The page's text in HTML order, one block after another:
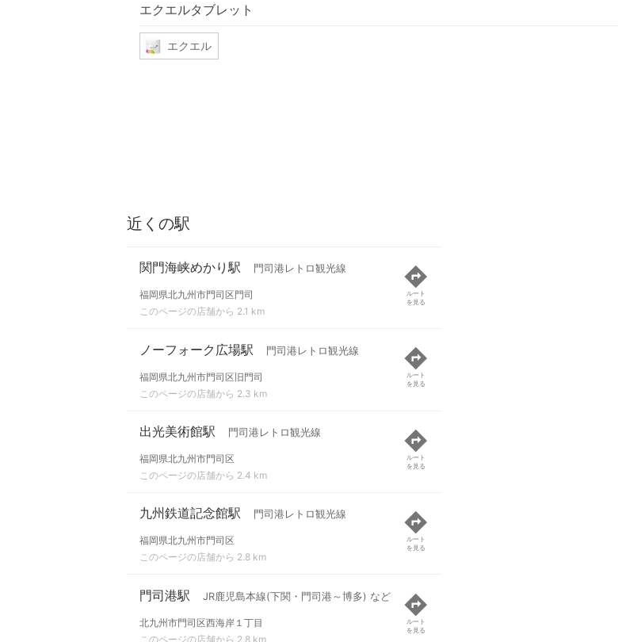
エクエルタブレット
エクエル
近くの駅
関門海峡めかり駅 門司港レトロ観光線
福岡県北九州市門司区門司
このページの店舗から 2.1 km
ルート
を見る
ノーフォーク広場駅 門司港レトロ観光線
福岡県北九州市門司区旧門司
このページの店舗から 2.3 km
ルート
を見る
出光美術館駅 門司港レトロ観光線
福岡県北九州市門司区
このページの店舗から 2.4 km
ルート
を見る
九州鉄道記念館駅 門司港レトロ観光線
福岡県北九州市門司区
このページの店舗から 2.8 km
ルート
を見る
門司港駅 JR鹿児島本線(下関・門司港～博多) など
北九州市門司区西海岸１丁目
このページの店舗から 2.8 km
ルート
を見る